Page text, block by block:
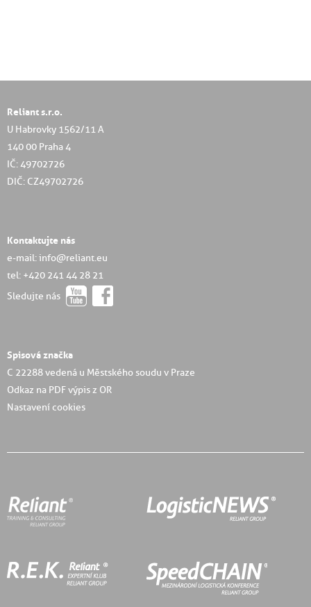
Reliant s.r.o.
U Habrovky 1562/11 A
140 00 Praha 4
IČ: 49702726
DIČ: CZ49702726
Kontaktujte nás
e-mail: info@reliant.eu
tel: +420 241 44 28 21
Sledujte nás
Spisová značka
C 22288 vedená u Městského soudu v Praze
Odkaz na PDF výpis z OR
Nastavení cookies